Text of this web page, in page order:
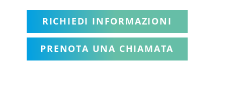
RICHIEDI INFORMAZIONI
PRENOTA UNA CHIAMATA